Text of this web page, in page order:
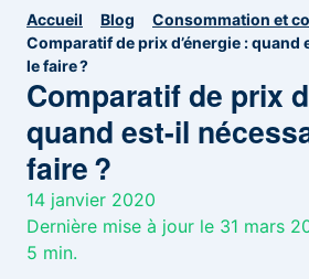
Accueil Blog
Consommation et
Comparatif de prix d’énergie : quand
le faire ?
Comparatif de prix
quand est-il
faire ?
14 janvier 2020
Dernière mise à jour le 31 mars
5 min.